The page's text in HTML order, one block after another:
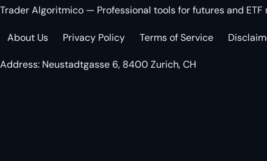
Trader Algoritmico — Professional tools for futures and ETF
About Us Privacy Policy Terms of Service
Address: Neustadtgasse 6, 8400 Zurich, CH